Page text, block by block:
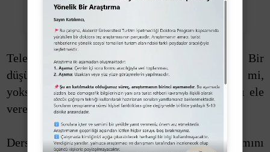
Telefon rehberinizi en son ne zaman açtınız? Bir
düşünün: Rehberinizde kayıtlı isimler "etiket" mi,
yoksa o kişilerle kurduğunuz ilişkinin doğasını ele
veren birer "yansıma" mı?
Derslerde yer yer "simbiyotik" kavramını